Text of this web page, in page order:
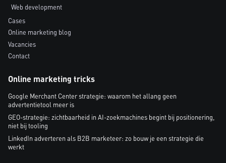
Web development
Cases
Online marketing blog
Vacancies
Contact
Online marketing tricks
Google Merchant Center strategie: waarom het allang geen
advertentietool meer is
GEO-strategie: zichtbaarheid in AI-zoekmachines begint bij positionering,
niet bij tooling
LinkedIn adverteren als B2B marketeer: zo bouw je een strategie die
werkt